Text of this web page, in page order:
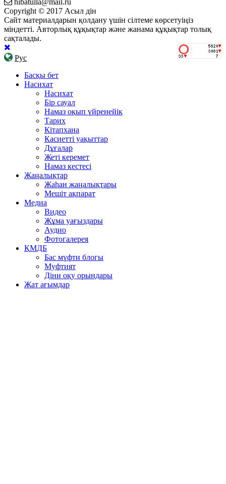
Copyright © 2017 Асыл дін
Сайт материалдарын қолдану үшін сілтеме көрсетуіңіз
міндетті. Авторлық құқықтар және жанама құқықтар толық
сақталады.
Рус
Басқы бет
Насихат
Насихат
Бір сауал
Намаз оқып үйренейік
Тарих
Кітапхана
Касиетті уақыттар
Дұғалар
Жеті керемет
Намаз кестесі
Жаңалықтар
Жаһан жаңалықтары
Мешіт ақпарат
Медиа
Видео
Жұма уағыздары
Аудио
Фотогалерея
ҚМДБ
Бас мүфти блогы
Муфтият
Діни оқу орындары
Жат ағымдар